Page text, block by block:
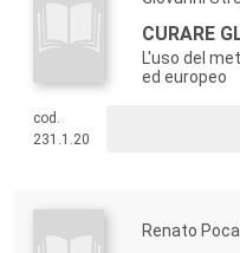
CURARE
L'uso del
ed europeo
cod.
231.1.20
Renato